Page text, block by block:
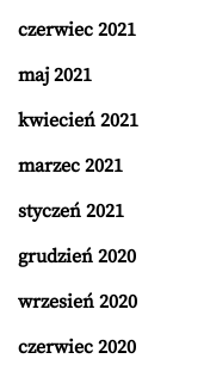
czerwiec 2021
maj 2021
kwiecień 2021
marzec 2021
styczeń 2021
grudzień 2020
wrzesień 2020
czerwiec 2020